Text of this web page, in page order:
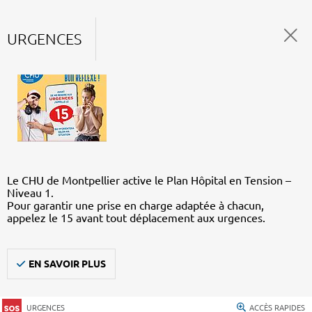
URGENCES
Le CHU de Montpellier active le Plan Hôpital en Tension –
Niveau 1.
Pour garantir une prise en charge adaptée à chacun,
appelez le 15 avant tout déplacement aux urgences.
EN SAVOIR PLUS
URGENCES ACCÈS RAPIDES